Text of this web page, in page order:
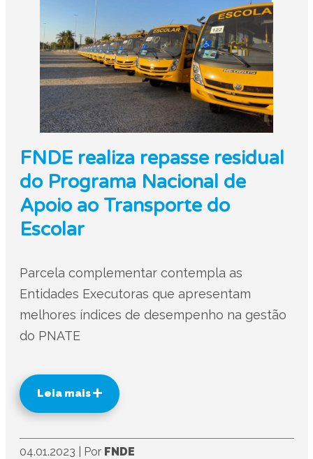
FNDE realiza repasse residual
do Programa Nacional de
Apoio ao Transporte do
Escolar
Parcela complementar contempla as
Entidades Executoras que apresentam
melhores índices de desempenho na gestão
do PNATE
Leia mais
04.01.2023 Por FNDE